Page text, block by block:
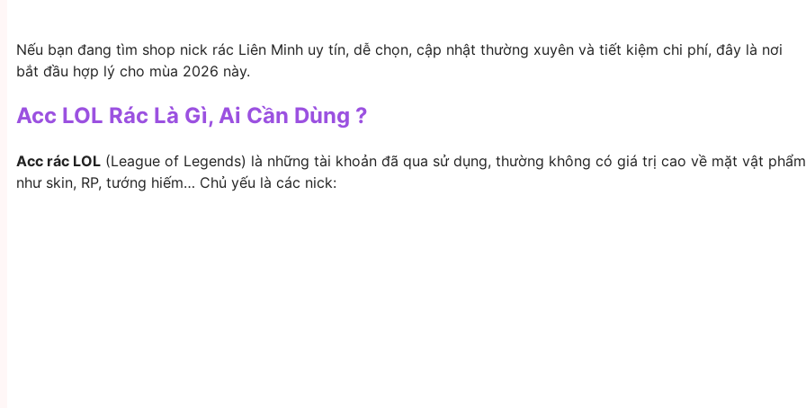
Nếu bạn đang tìm shop nick rác Liên Minh uy tín, dễ chọn, cập nhật thường xuyên và tiết kiệm chi phí, đây là nơi
bắt đầu hợp lý cho mùa 2026 này.
Acc LOL Rác Là Gì, Ai Cần Dùng ?
Acc rác LOL (League of Legends) là những tài khoản đã qua sử dụng, thường không có giá trị cao về mặt vật phẩm
như skin, RP, tướng hiếm… Chủ yếu là các nick: